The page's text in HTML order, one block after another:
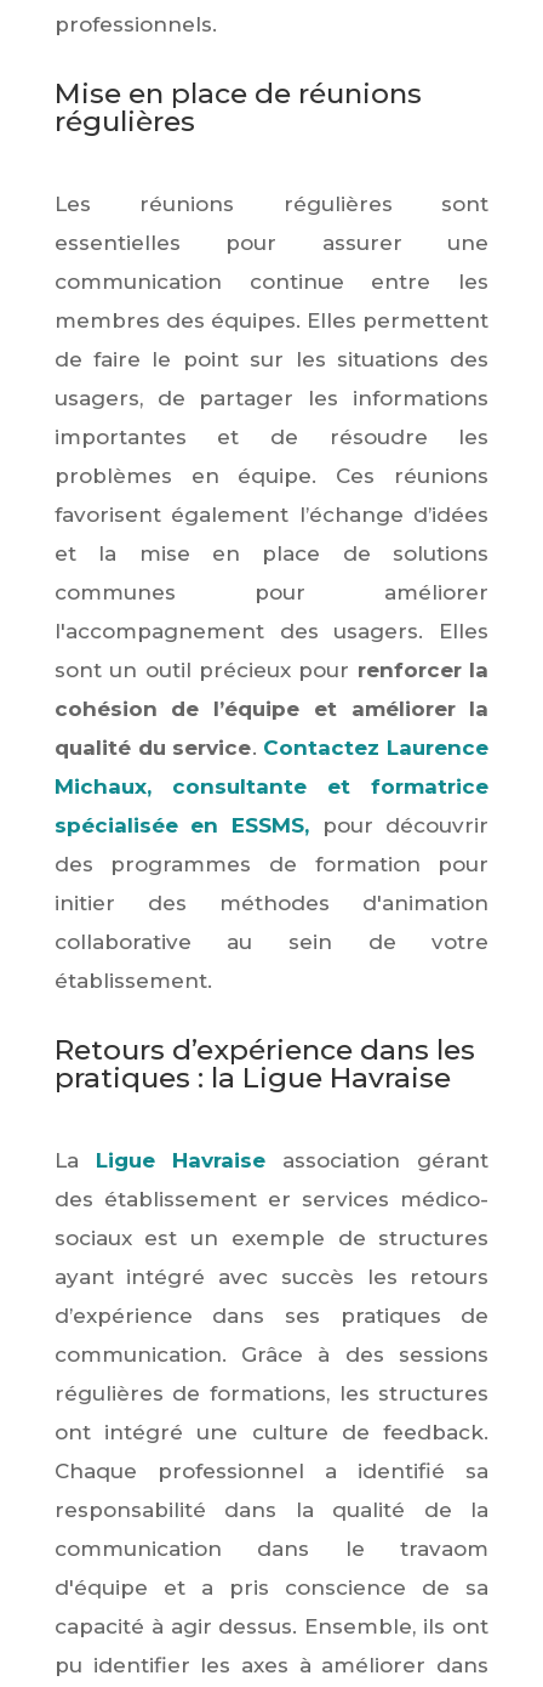
professionnels.
Mise en place de réunions
régulières
Les réunions régulières sont
essentielles pour assurer une
communication continue entre les
membres des équipes. Elles permettent
de faire le point sur les situations des
usagers, de partager les informations
importantes et de résoudre les
problèmes en équipe. Ces réunions
favorisent également l’échange d’idées
et la mise en place de solutions
communes pour améliorer
l'accompagnement des usagers. Elles
sont un outil précieux pour renforcer la
cohésion de l’équipe et améliorer la
qualité du service. Contactez Laurence
Michaux, consultante et formatrice
spécialisée en ESSMS, pour découvrir
des programmes de formation pour
initier des méthodes d'animation
collaborative au sein de votre
établissement.
Retours d’expérience dans les
pratiques : la Ligue Havraise
La Ligue Havraise association gérant
des établissement er services médico-
sociaux est un exemple de structures
ayant intégré avec succès les retours
d’expérience dans ses pratiques de
communication. Grâce à des sessions
régulières de formations, les structures
ont intégré une culture de feedback.
Chaque professionnel a identifié sa
responsabilité dans la qualité de la
communication dans le travaom
d'équipe et a pris conscience de sa
capacité à agir dessus. Ensemble, ils ont
pu identifier les axes à améliorer dans